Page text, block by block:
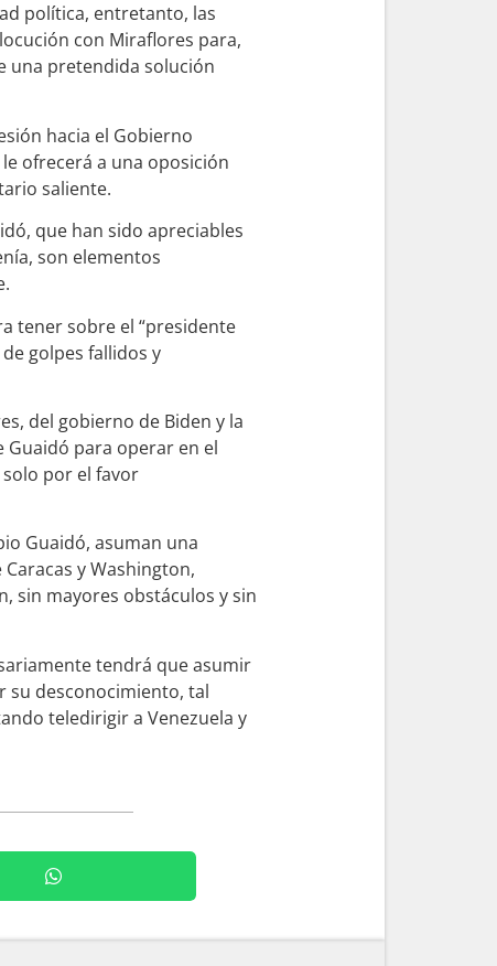
política, entretanto, las
con Miraflores para,
una pretendida solución
hacia el Gobierno
ofrecerá a una oposición
saliente.
que han sido apreciables
son elementos
tener sobre el “presidente
golpes fallidos y
del gobierno de Biden y la
para operar en el
por el favor
Guaidó, asuman una
y Washington,
sin mayores obstáculos y sin
tendrá que asumir
su desconocimiento, tal
teledirigir a Venezuela y